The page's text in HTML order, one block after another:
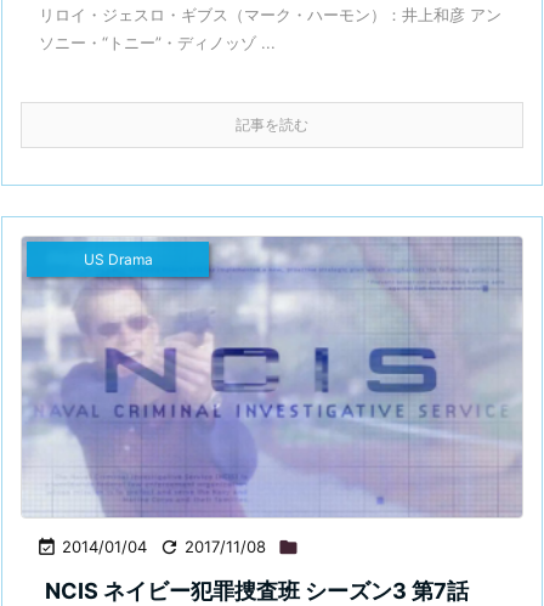
リロイ・ジェスロ・ギブス（マーク・ハーモン）：井上和彦 アン
ソニー・“トニー”・ディノッゾ ...
記事を読む
 2014/01/04  2017/11/08 
US Drama
NCIS ネイビー犯罪捜査班 シーズン3 第7話